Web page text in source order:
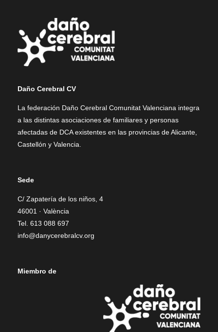
Daño Cerebral CV
La federación Daño Cerebral Comunitat Valenciana integra
a las distintas asociaciones de familiares y personas
afectadas de DCA existentes en las provincias de Alicante,
Castellón y Valencia.
Sede
C/ Zapatería de los niños, 4
46001 · València
Tel. 613 088 697
info@danycerebralcv.org
Miembro de